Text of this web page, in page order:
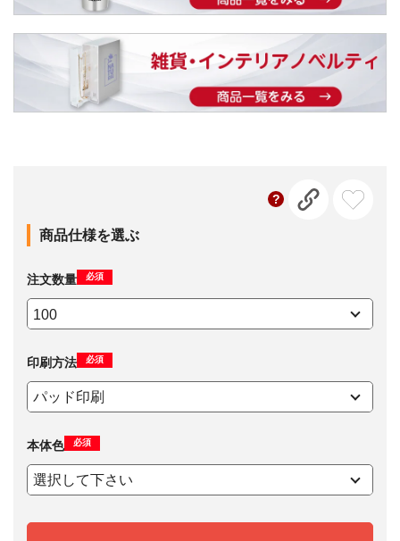
商品仕様を選ぶ
注文数量 必須
印刷方法 必須
本体色 必須